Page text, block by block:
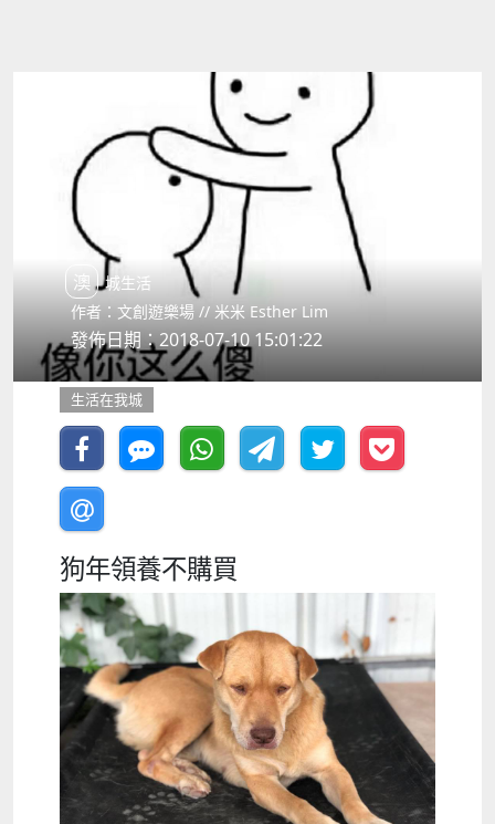
澳城生活
作者：文創遊樂場 // 米米 Esther Lim
發佈日期：2018-07-10 15:01:22
生活在我城
狗年領養不購買